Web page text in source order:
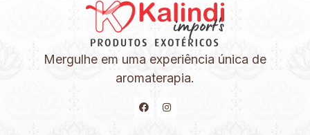
Mergulhe em uma experiência única de
aromaterapia.